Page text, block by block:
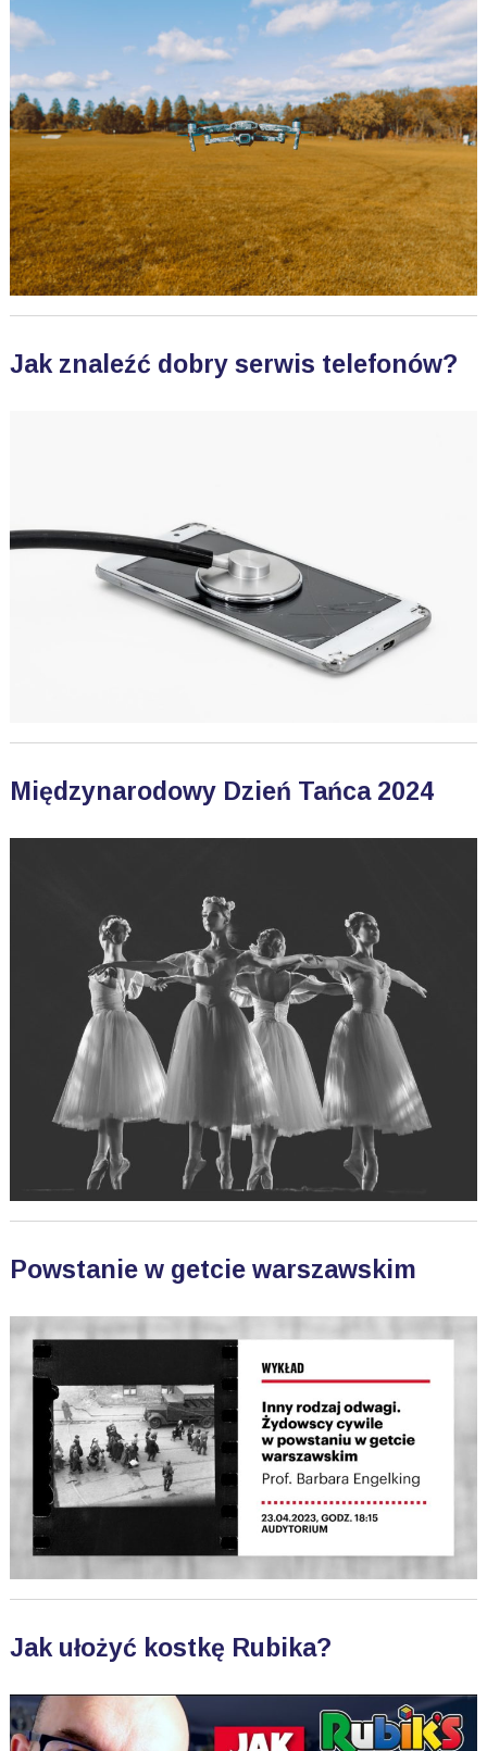
Jak znaleźć dobry serwis telefonów?
Międzynarodowy Dzień Tańca 2024
Powstanie w getcie warszawskim
Jak ułożyć kostkę Rubika?